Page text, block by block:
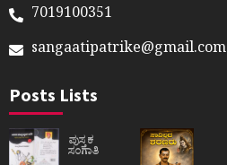
7019100351
sangaatipatrike@gmail.com
Posts Lists
ಪುಸ್ತಕ
ಸಂಗಾತಿ